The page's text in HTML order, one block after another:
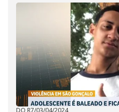
DO R7/03/04/2024